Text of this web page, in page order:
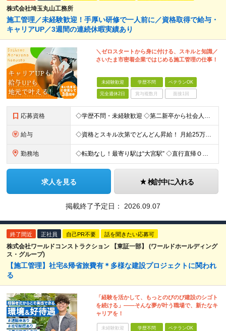
株式会社埼玉丸山工務所
施工管理／未経験歓迎！手厚い研修で一人前に／資格取得で給与・
キャリアUP／3週間の連続休暇実績あり
＼ゼロスタートから身に付ける、スキルと知識／
さいたま市密着企業ではじめる施工管理の仕事！
未経験歓迎 学歴不問 ベテランOK
完全週休2日 賞与複数月 面接1回
応募資格 ◇学歴不問・未経験歓迎 ◇第二新卒から社会人歴20年以上の方まで歓迎 ◇第二新卒、社会人歴10年以上の方、ブランク歓迎 ＼こんな方はより歓迎しています／ ・建築系の専攻出身または、建築現場でのご経験
給与 ◇資格とスキル次第でどんどん昇給！ 月給25万円～35万円＋賞与＋各種手当 ※経験などを考慮して決定します ※上記は未経験スタートの月給 月給43万円～58万円＋賞与＋各種手当 ※経験などを考慮し
勤務地 ◇転勤なし！最寄り駅は“大宮駅” ◇直行直帰ＯＫ！出社、帰社は任意です ◇基本的に出張はありません ◇東京都内、埼玉市内の建築現場中心 本社／埼玉県さいたま市大宮区大成町1-518-2
求人を見る 検討中に入れる
掲載終了予定日： 2026.09.07
終了間近 正社員 自己PR不要 話を聞きたい応募可
株式会社ワールドコンストラクション 【東証一部】 (ワールドホールディング
ス・グループ)
【施工管理】社宅&帰省旅費有＊多様な建設プロジェクトに関われ
る
「経験を活かして、もっとのびのび建設のシゴト
を続ける」――そんな夢が叶う職場で、新たなキ
ャリアを！
未経験歓迎 学歴不問 ベテランOK